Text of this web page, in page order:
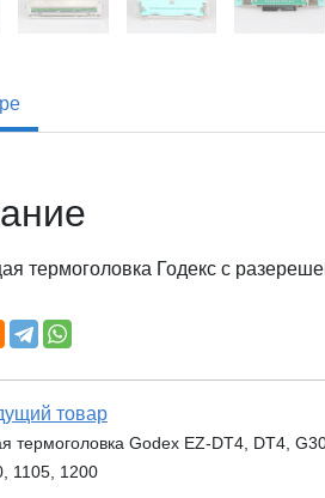
термоголовка Годекс с
товар
термоголовка Godex EZ-DT4, DT4,
1105, 1200